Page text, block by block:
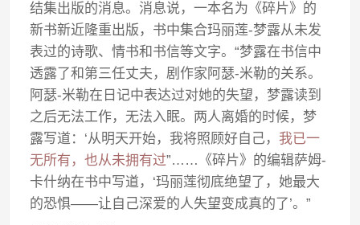
结集出版的消息。消息说，一本名为《碎片》的
新书新近隆重出版，书中集合玛丽莲-梦露从未发
表过的诗歌、情书和书信等文字。“梦露在书信中
透露了和第三任丈夫，剧作家阿瑟-米勒的关系。
阿瑟-米勒在日记中表达过对她的失望，梦露读到
之后无法工作，无法入眠。两人离婚的时候，梦
露写道：‘从明天开始，我将照顾好自己，我已一
无所有，也从未拥有过”……《碎片》的编辑萨姆-
卡什纳在书中写道，‘玛丽莲彻底绝望了，她最大
的恐惧——让自己深爱的人失望变成真的了’。”